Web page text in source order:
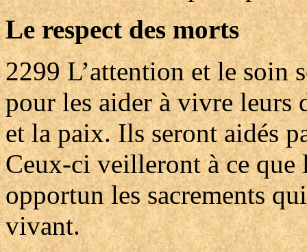
Le respect des morts
2299 L’attention et le soin
pour les aider à vivre leurs
et la paix. Ils seront aidés
Ceux-ci veilleront à ce que
opportun les sacrements
vivant.